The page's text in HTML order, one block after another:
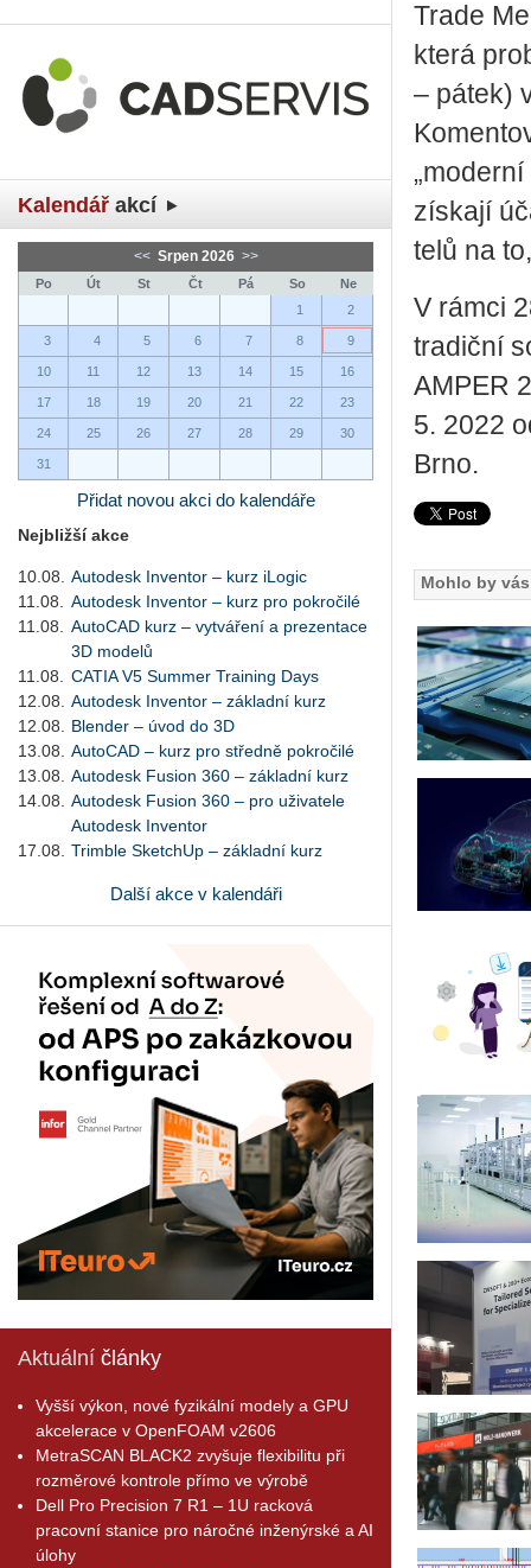
Kalendář akcí
<< Srpen 2026 >>
Po Út St Čt Pá So
Ne
1
2
3 4 5 6 7 8 9
10 11 12 13 14 15 16
17 18 19 20 21 22 23
24 25 26 27 28 29 30
31
Přidat novou akci do kalendáře
Nejbližší akce
10.08.
Autodesk Inventor – kurz iLogic
11.08.
Autodesk Inventor – kurz pro pokročilé
11.08.
AutoCAD kurz – vytváření a prezentace
3D modelů
11.08.
CATIA V5 Summer Training Days
12.08.
Autodesk Inventor – základní kurz
12.08.
Blender – úvod do 3D
13.08.
AutoCAD – kurz pro středně pokročilé
13.08.
Autodesk Fusion 360 – základní kurz
14.08.
Autodesk Fusion 360 – pro uživatele
Autodesk Inventor
17.08.
Trimble SketchUp – základní kurz
Další akce v kalendáři
Aktuální články
Vyšší výkon, nové fyzikální modely a GPU
akcelerace v OpenFOAM v2606
MetraSCAN BLACK2 zvyšuje flexibilitu při
rozměrové kontrole přímo ve výrobě
Dell Pro Precision 7 R1 – 1U racková
pracovní stanice pro náročné inženýrské a AI
úlohy
Trade
která
– pátek)
zís­ka­jí
te­lů na
V rámci
tra­dič­ní
AMPER
5. 2022
Brno.
Mohlo by